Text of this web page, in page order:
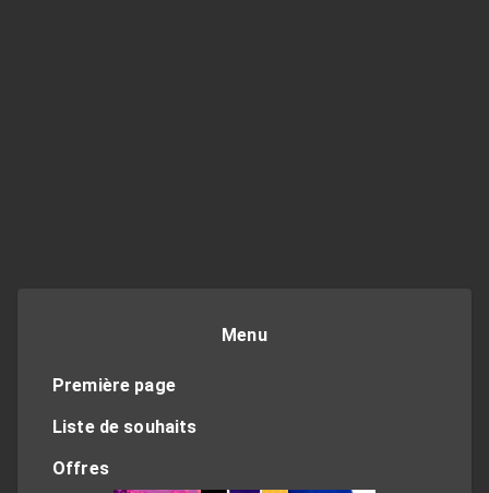
Menu
Première page
Liste de souhaits
Offres